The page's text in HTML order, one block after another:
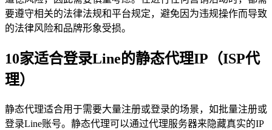
要遵守相关的法律法规和平台规定，避免因为违规操作而导致
的法律风险和品牌形象受损。
10家适合登录Line的静态代理IP（ISP代
理）
静态代理适合用于需要大量注册或登录的场景，如批量注册或
登录Line账号。静态代理可以通过代理服务器来隐藏真实的IP